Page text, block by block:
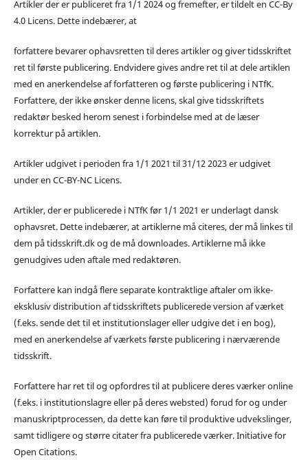
Artikler der er publiceret fra 1/1 2024 og fremefter, er tildelt en CC-By
4.0 Licens. Dette indebærer, at
forfattere bevarer ophavsretten til deres artikler og giver tidsskriftet
ret til første publicering. Endvidere gives andre ret til at dele artiklen
med en anerkendelse af forfatteren og første publicering i NTfK.
Forfattere, der ikke ønsker denne licens, skal give tidsskriftets
redaktør besked herom senest i forbindelse med at de læser
korrektur på artiklen.
Artikler udgivet i perioden fra 1/1 2021 til 31/12 2023 er udgivet
under en CC-BY-NC Licens.
Artikler, der er publicerede i NTfK før 1/1 2021 er underlagt dansk
ophavsret. Dette indebærer, at artiklerne må citeres, der må linkes til
dem på tidsskrift.dk og de må downloades. Artiklerne må ikke
genudgives uden aftale med redaktøren.
Forfattere kan indgå flere separate kontraktlige aftaler om ikke-
eksklusiv distribution af tidsskriftets publicerede version af værket
(f.eks. sende det til et institutionslager eller udgive det i en bog),
med en anerkendelse af værkets første publicering i nærværende
tidsskrift.
Forfattere har ret til og opfordres til at publicere deres værker online
(f.eks. i institutionslagre eller på deres websted) forud for og under
manuskriptprocessen, da dette kan føre til produktive udvekslinger,
samt tidligere og større citater fra publicerede værker. Initiative for
Open Citations.